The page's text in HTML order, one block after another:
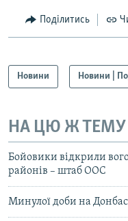
Поділитись
Новини Новини |
НА ЦЮ Ж ТЕМУ
Бойовики відкрили
районів – штаб ООС
Минулої доби на